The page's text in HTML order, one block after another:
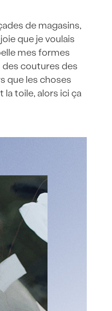
de magasins,
que je voulais
mes formes
des coutures des
que les choses
toile, alors ici ça